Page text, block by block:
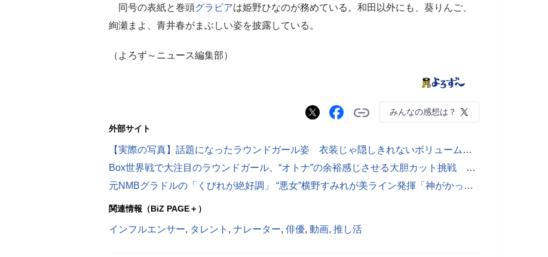
同号の表紙と巻頭グラビアは姫野ひなのが務めている。和田以外にも、葵りんご、
絢瀬まよ、青井春がまぶしい姿を披露している。
（よろず～ニュース編集部）
みんなの感想は？
外部サイト
【実際の写真】話題になったラウンドガール姿 衣装じゃ隠しきれないボリューム感！
Box世界戦で大注目のラウンドガール、“オトナ”の余裕感じさせる大胆カット挑戦 日南まみ「FLASH」登場
元NMBグラドルの「くびれが絶好調」 “悪女”横野すみれが美ライン発揮「神がかって」「反則級」
関連情報（BiZ PAGE＋）
インフルエンサー, タレント , ナレーター, 俳優, 動画, 推し活